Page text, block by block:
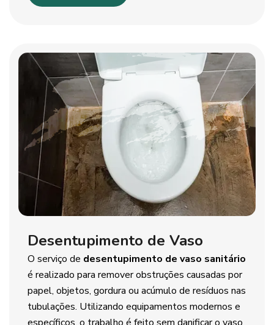
Desentupimento de Vaso
O serviço de desentupimento de vaso sanitário
é realizado para remover obstruções causadas por
papel, objetos, gordura ou acúmulo de resíduos nas
tubulações. Utilizando equipamentos modernos e